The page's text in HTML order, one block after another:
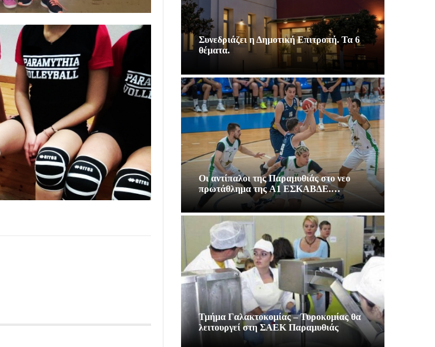
Συνεδριάζει η Δημοτική Επιτροπή. Τα 6
θέματα.
Οι αντίπαλοι της Παραμυθιάς στο νεο
πρωτάθλημα της A1 ΕΣΚΑΒΔΕ.…
Τμήμα Γαλακτοκομίας – Τυροκομίας θα
λειτουργεί στη ΣΑΕΚ Παραμυθιάς